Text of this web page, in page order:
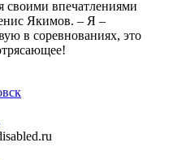
своими впечатлениями
Якимов. – Я –
в соревнованиях, это